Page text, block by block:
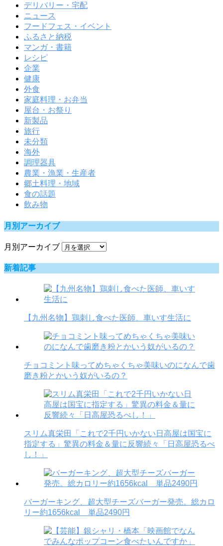
デリバリー・宅配
ニュース
フードフェス・イベント
ふるさと納税
マンガ・書籍
レシピ
企業
健康
外食
家庭料理・お弁当
屋台・お祭り
新製品
旅行
未分類
海外
調理器具
農業・漁業・生産者
郷土料理・地域
食の話題
飲み物
月別アーカイブ
月別アーカイブ
新着記事
【九州名物】鶏刺し食べた医師、車いす生活に
チョコミント味ってめちゃくちゃ美味いのになんで歯
磨き粉とかいう奴がいるの？
スリム真栄田「これで2千円いかない日高屋は国宝に
指定する」驚異の料金＆量に反響続々「日高屋恐るべ
し！」
バーガーキング、超大型チーズバーガー発売。総カロ
リー約1656kcal 単品2490円